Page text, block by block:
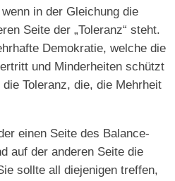
in der Gleichung die
Seite der „Toleranz“ steht.
Demokratie, welche die
und Minderheiten schützt
Toleranz, die, die Mehrheit
einen Seite des Balance-
auf der anderen Seite die
sollte all diejenigen treffen,